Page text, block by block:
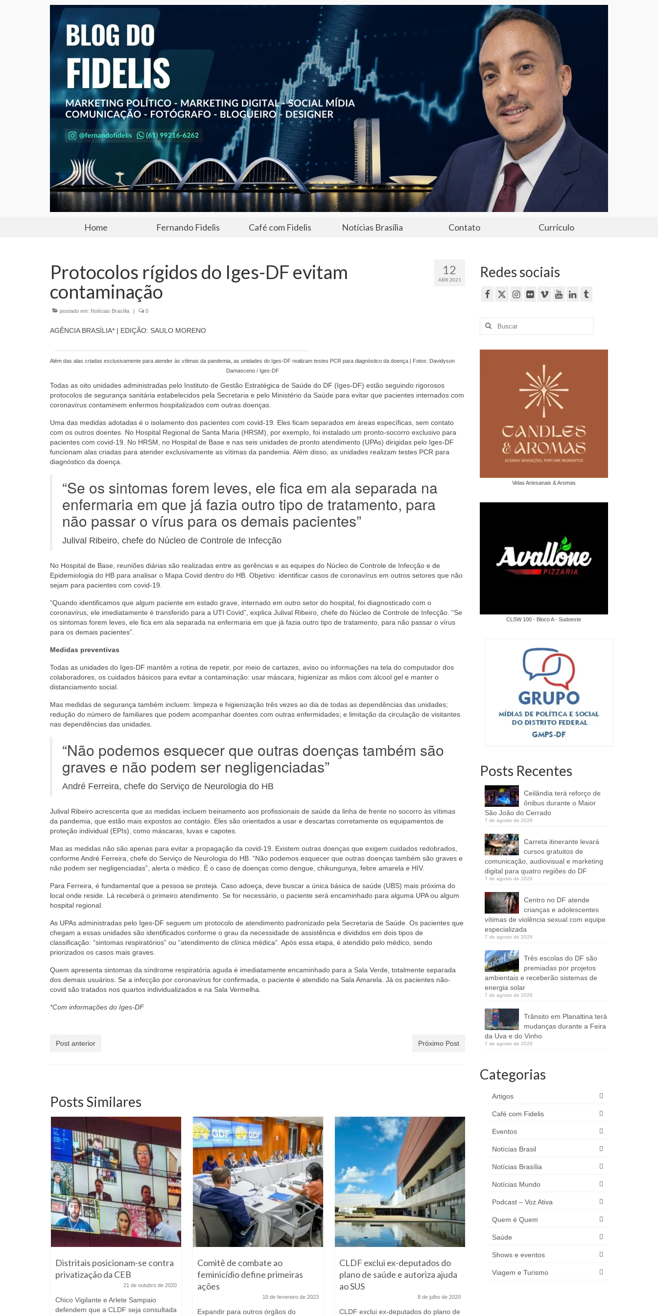
Home Fernando Fidelis Café com Fidelis Notícias Brasília Contato Currículo
12
ABR 2021
Protocolos rígidos do Iges-DF evitam
contaminação
postado em: Notícias Brasília | 0
AGÊNCIA BRASÍLIA* | EDIÇÃO: SAULO MORENO
Além das alas criadas exclusivamente para atender às vítimas da pandemia, as unidades do Iges-DF realizam testes PCR para diagnóstico da doença | Fotos: Davidyson
Damasceno / Iges-DF
Todas as oito unidades administradas pelo Instituto de Gestão Estratégica de Saúde do DF (Iges-DF) estão seguindo rigorosos
protocolos de segurança sanitária estabelecidos pela Secretaria e pelo Ministério da Saúde para evitar que pacientes internados com
coronavírus contaminem enfermos hospitalizados com outras doenças.
Uma das medidas adotadas é o isolamento dos pacientes com covid-19. Eles ficam separados em áreas específicas, sem contato
com os outros doentes. No Hospital Regional de Santa Maria (HRSM), por exemplo, foi instalado um pronto-socorro exclusivo para
pacientes com covid-19. No HRSM, no Hospital de Base e nas seis unidades de pronto atendimento (UPAs) dirigidas pelo Iges-DF
funcionam alas criadas para atender exclusivamente as vítimas da pandemia. Além disso, as unidades realizam testes PCR para
diagnóstico da doença.
“Se os sintomas forem leves, ele fica em ala separada na
enfermaria em que já fazia outro tipo de tratamento, para
não passar o vírus para os demais pacientes”
Julival Ribeiro, chefe do Núcleo de Controle de Infecção
No Hospital de Base, reuniões diárias são realizadas entre as gerências e as equipes do Núcleo de Controle de Infecção e de
Epidemiologia do HB para analisar o Mapa Covid dentro do HB. Objetivo: identificar casos de coronavírus em outros setores que não
sejam para pacientes com covid-19.
“Quando identificamos que algum paciente em estado grave, internado em outro setor do hospital, foi diagnosticado com o
coronavírus, ele imediatamente é transferido para a UTI Covid”, explica Julival Ribeiro, chefe do Núcleo de Controle de Infecção. “Se
os sintomas forem leves, ele fica em ala separada na enfermaria em que já fazia outro tipo de tratamento, para não passar o vírus
para os demais pacientes”.
Medidas preventivas
Todas as unidades do Iges-DF mantêm a rotina de repetir, por meio de cartazes, aviso ou informações na tela do computador dos
colaboradores, os cuidados básicos para evitar a contaminação: usar máscara, higienizar as mãos com álcool gel e manter o
distanciamento social.
Mas medidas de segurança também incluem: limpeza e higienização três vezes ao dia de todas as dependências das unidades;
redução do número de familiares que podem acompanhar doentes com outras enfermidades; e limitação da circulação de visitantes
nas dependências das unidades.
“Não podemos esquecer que outras doenças também são
graves e não podem ser negligenciadas”
André Ferreira, chefe do Serviço de Neurologia do HB
Julival Ribeiro acrescenta que as medidas incluem treinamento aos profissionais de saúde da linha de frente no socorro às vítimas
da pandemia, que estão mais expostos ao contágio. Eles são orientados a usar e descartas corretamente os equipamentos de
proteção individual (EPIs), como máscaras, luvas e capotes.
Mas as medidas não são apenas para evitar a propagação da covid-19. Existem outras doenças que exigem cuidados redobrados,
conforme André Ferreira, chefe do Serviço de Neurologia do HB. “Não podemos esquecer que outras doenças também são graves e
não podem ser negligenciadas”, alerta o médico. É o caso de doenças como dengue, chikungunya, febre amarela e HIV.
Para Ferreira, é fundamental que a pessoa se proteja. Caso adoeça, deve buscar a única básica de saúde (UBS) mais próxima do
local onde reside. Lá receberá o primeiro atendimento. Se for necessário, o paciente será encaminhado para alguma UPA ou algum
hospital regional.
As UPAs administradas pelo Iges-DF seguem um protocolo de atendimento padronizado pela Secretaria de Saúde. Os pacientes que
chegam a essas unidades são identificados conforme o grau da necessidade de assistência e divididos em dois tipos de
classificação: “sintomas respiratórios” ou “atendimento de clínica médica”. Após essa etapa, é atendido pelo médico, sendo
priorizados os casos mais graves.
Quem apresenta sintomas da síndrome respiratória aguda é imediatamente encaminhado para a Sala Verde, totalmente separada
dos demais usuários. Se a infecção por coronavírus for confirmada, o paciente é atendido na Sala Amarela. Já os pacientes não-
covid são tratados nos quartos individualizados e na Sala Vermelha.
*Com informações do Iges-DF
Post anterior Próximo Post
Posts Similares
Distritais posicionam-se contra
privatização da CEB
21 de outubro de 2020
Chico Vigilante e Arlete Sampaio
defendem que a CLDF seja consultada
Comitê de combate ao
feminicídio define primeiras
ações
10 de fevereiro de 2023
Expandir para outros órgãos do
CLDF exclui ex-deputados do
plano de saúde e autoriza ajuda
ao SUS
8 de julho de 2020
CLDF exclui ex-deputados do plano de
pessoas com imunização
Redes sociais
Buscar
Velas Artesanais & Aromas
CLSW 100 - Bloco A - Sudoeste
Posts Recentes
Ceilândia terá reforço de
ônibus durante o Maior
São João do Cerrado
7 de agosto de 2026
Carreta itinerante levará
cursos gratuitos de
comunicação, audiovisual e marketing
digital para quatro regiões do DF
7 de agosto de 2026
Centro no DF atende
crianças e adolescentes
vítimas de violência sexual com equipe
especializada
7 de agosto de 2026
Três escolas do DF são
premiadas por projetos
ambientais e receberão sistemas de
energia solar
7 de agosto de 2026
Trânsito em Planaltina terá
mudanças durante a Feira
da Uva e do Vinho
7 de agosto de 2026
Categorias
Artigos
Café com Fidelis
Eventos
Notícias Brasil
Notícias Brasília
Notícias Mundo
Podcast – Voz Ativa
Quem é Quem
Saúde
Shows e eventos
Viagem e Turismo